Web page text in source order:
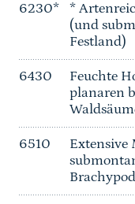
6230*
*
(und
Festland)
6430
Feuchte
planaren
6510
Extensive